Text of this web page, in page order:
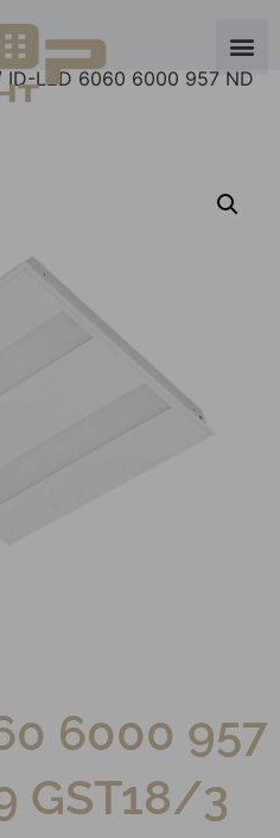
ID-LED 6060 6000 957 ND
6000 957
GST18/3